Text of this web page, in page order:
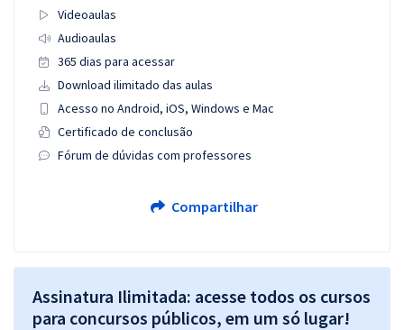
Videoaulas
Audioaulas
365 dias para acessar
Download ilimitado das aulas
Acesso no Android, iOS, Windows e Mac
Certificado de conclusão
Fórum de dúvidas com professores
Compartilhar
Assinatura Ilimitada: acesse todos os cursos
para concursos públicos, em um só lugar!